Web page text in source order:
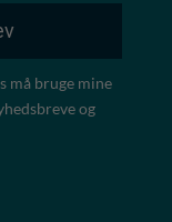
må bruge mine
og